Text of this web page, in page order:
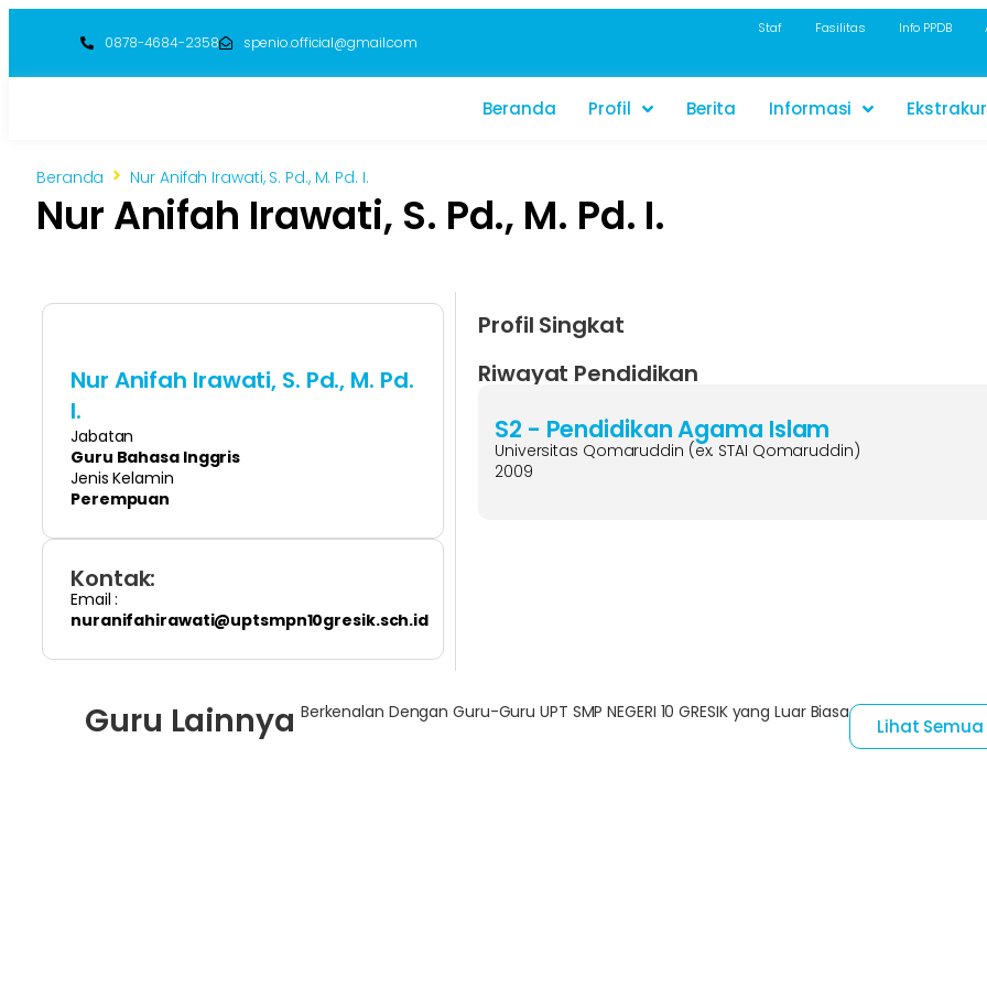
0878-4684-2358 spenio.official@gmail.com
Staf Fasilitas Info PPDB
Beranda Profil Berita Informasi
Beranda Nur Anifah Irawati, S. Pd., M. Pd. I.
Nur Anifah Irawati, S. Pd., M. Pd. I.
Nur Anifah Irawati, S. Pd., M. Pd.
I.
Jabatan
Guru Bahasa Inggris
Jenis Kelamin
Perempuan
Kontak:
Email :
nuranifahirawati@uptsmpn10gresik.sch.id
Profil Singkat
Riwayat Pendidikan
S2 - Pendidikan Agama Islam
Universitas Qomaruddin (ex. STAI Qomaruddin)
2009
Guru Lainnya Berkenalan Dengan Guru-Guru UPT SMP NEGERI 10 GRESIK yang Luar Biasa
Lihat